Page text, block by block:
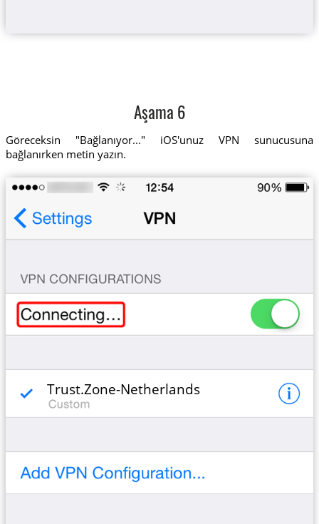
Aşama 6
Göreceksin "Bağlanıyor..." iOS'unuz VPN sunucusuna
bağlanırken metin yazın.
Trust.Zone-Netherlands